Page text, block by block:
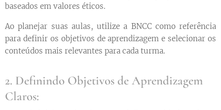
baseados em valores éticos.
Ao planejar suas aulas, utilize a BNCC como referência
para definir os objetivos de aprendizagem e selecionar os
conteúdos mais relevantes para cada turma.
2. Definindo Objetivos de Aprendizagem
Claros: